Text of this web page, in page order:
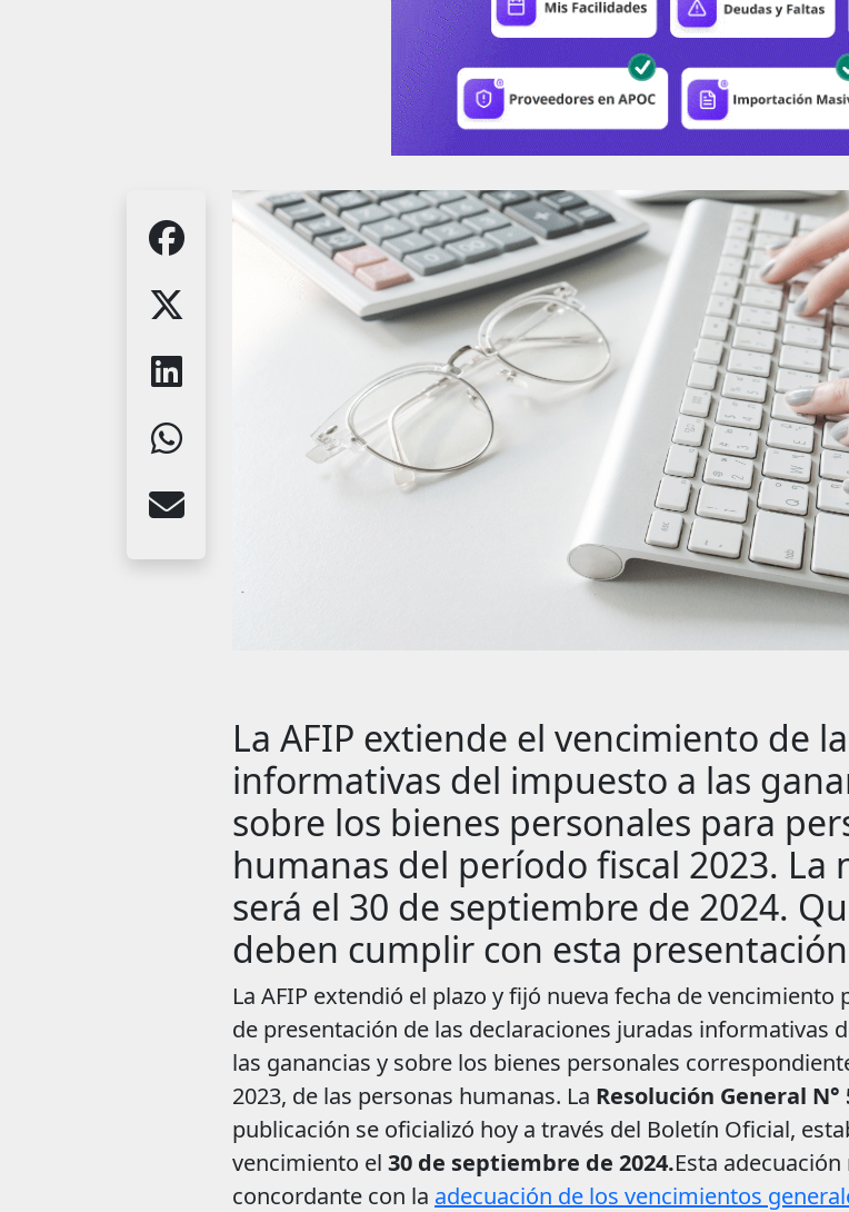
La AFIP extiende el vencimiento de
informativas del impuesto a las
sobre los bienes personales para
humanas del período fiscal 2023. La
será el 30 de septiembre de 2024.
deben cumplir con esta
La AFIP extendió el plazo y fijó nueva fecha de vencimiento
de presentación de las declaraciones juradas informativas
las ganancias y sobre los bienes personales
2023, de las personas humanas. La Resolución General N°
publicación se oficializó hoy a través del Boletín Oficial,
vencimiento el 30 de septiembre de 2024.Esta
concordante con la adecuación de los vencimientos